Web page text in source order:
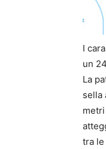
I
un
La
sella
tra le